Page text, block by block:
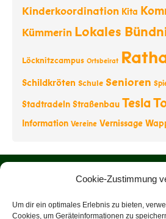
Cookie-Zustimmung
Um dir ein optimales Erlebnis zu bieten,
Cookies, um Geräteinformationen zu
Kinderkoordination Kita
Kümmerin Lokales
Löcknitzcampus Ortsbeirat
Schildkröten Schule Senioren
Stadtradeln Straßenbau Tesla
Information Vereine Vernissage
Über uns